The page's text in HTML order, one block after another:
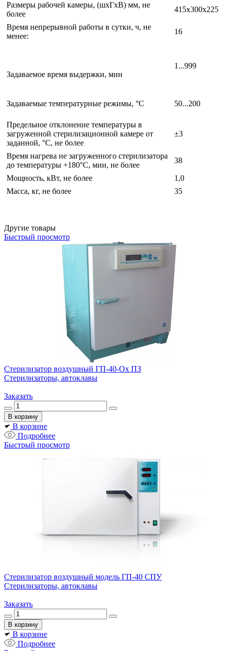
Размеры рабочей камеры, (шхГхВ) мм, не
более
415х300х225
Время непрерывной работы в сутки, ч, не
менее:
16
Задаваемое время выдержки, мин
1...999
Задаваемые температурные режимы, °С 50...200
Предельное отклонение температуры в
загруженной стерилизационной камере от
заданной, °С, не более
±3
Время нагрева не загруженного стерилизатора
до температуры +180°С, мин, не более
38
Мощность, кВт, не более
1,0
Масса, кг, не более
35
Другие товары
Быстрый просмотр
Стерилизатор воздушный ГП-40-Ох ПЗ
Стерилизаторы, автоклавы
Заказать
В корзине
Подробнее
Быстрый просмотр
Стерилизатор воздушный модель ГП-40 СПУ
Стерилизаторы, автоклавы
Заказать
В корзине
Подробнее